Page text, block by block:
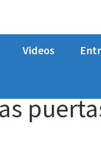
Videos